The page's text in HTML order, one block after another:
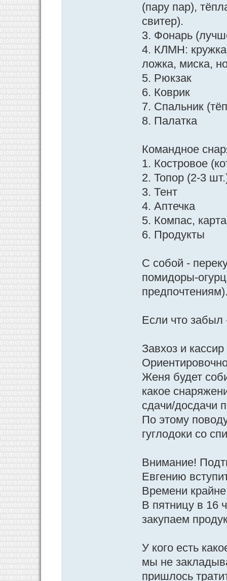
(пару пар),
свитер).
3. Фонарь
4. КЛМН: кружка
ложка, миска,
5. Рюкзак
6. Коврик
7. Спальник
8. Палатка
Командное
1. Костровое
2. Топор (2-3
3. Тент
4. Аптечка
5. Компас, карта
6. Продукты
С собой -
помидоры-
Если что забыл
Завхоз и
Женя будет
какое
сдачи/досдачи
По этому
гуглодоки со
Внимание!
Евгению
Времени
В пятницу в 16
закупаем
У кого есть
мы не
пришлось